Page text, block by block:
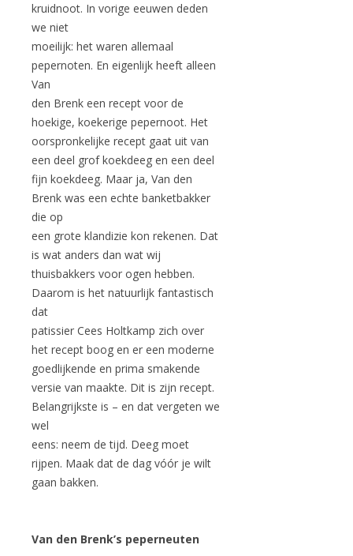
kruidnoot. In vorige eeuwen deden
we niet
moeilijk: het waren allemaal
pepernoten. En eigenlijk heeft alleen
Van
den Brenk een recept voor de
hoekige, koekerige pepernoot. Het
oorspronkelijke recept gaat uit van
een deel grof koekdeeg en een deel
fijn koekdeeg. Maar ja, Van den
Brenk was een echte banketbakker
die op
een grote klandizie kon rekenen. Dat
is wat anders dan wat wij
thuisbakkers voor ogen hebben.
Daarom is het natuurlijk fantastisch
dat
patissier Cees Holtkamp zich over
het recept boog en er een moderne
goedlijkende en prima smakende
versie van maakte. Dit is zijn recept.
Belangrijkste is – en dat vergeten we
wel
eens: neem de tijd. Deeg moet
rijpen. Maak dat de dag vóór je wilt
gaan bakken.
Van den Brenk’s peperneuten